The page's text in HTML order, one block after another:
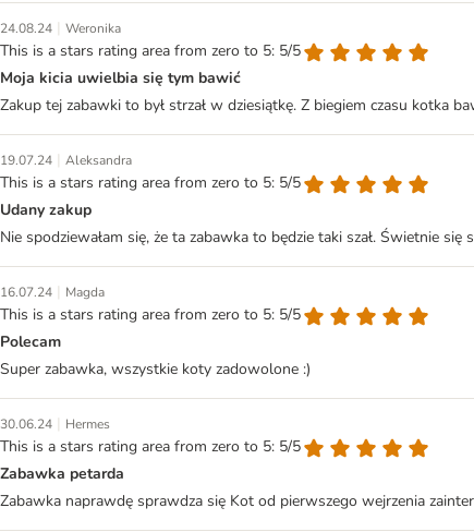
24.08.24 | Weronika
This is a stars rating area from zero to 5: 5/5
Moja kicia uwielbia się tym bawić
Zakup tej zabawki to był strzał w dziesiątkę. Z biegiem czasu kotka
19.07.24 | Aleksandra
This is a stars rating area from zero to 5: 5/5
Udany zakup
Nie spodziewałam się, że ta zabawka to będzie taki szał. Świetnie
16.07.24 | Magda
This is a stars rating area from zero to 5: 5/5
Polecam
Super zabawka, wszystkie koty zadowolone :)
30.06.24 | Hermes
This is a stars rating area from zero to 5: 5/5
Zabawka petarda
Zabawka naprawdę sprawdza się Kot od pierwszego wejrzenia